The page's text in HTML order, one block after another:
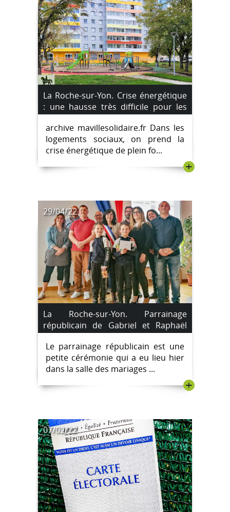
La Roche-sur-Yon. Crise énergétique
: une hausse très difficile pour les
locataires.
archive mavillesolidaire.fr Dans les
logements sociaux, on prend la
crise énergétique de plein fo...
+
29/04/22
La Roche-sur-Yon. Parrainage
républicain de Gabriel et Raphaël
Saroyan.
Le parrainage républicain est une
petite cérémonie qui a eu lieu hier
dans la salle des mariages ...
+
07/02/22